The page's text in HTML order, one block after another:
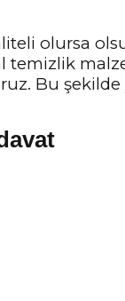
olursa
Bu şekilde